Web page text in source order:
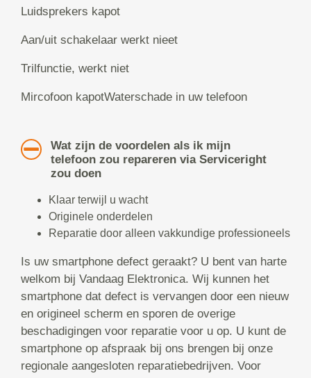
Luidsprekers kapot
Aan/uit schakelaar werkt nieet
Trilfunctie, werkt niet
Mircofoon kapotWaterschade in uw telefoon
Wat zijn de voordelen als ik mijn
telefoon zou repareren via Serviceright
zou doen
Klaar terwijl u wacht
Originele onderdelen
Reparatie door alleen vakkundige professioneels
Is uw smartphone defect geraakt? U bent van harte
welkom bij Vandaag Elektronica. Wij kunnen het
smartphone dat defect is vervangen door een nieuw
en origineel scherm en sporen de overige
beschadigingen voor reparatie voor u op. U kunt de
smartphone op afspraak bij ons brengen bij onze
regionale aangesloten reparatiebedrijven. Voor